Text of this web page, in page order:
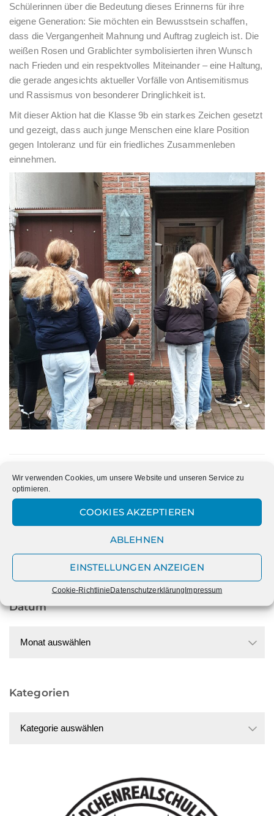
Wir verwenden Cookies, um unsere Website und unseren Service zu
optimieren.
COOKIES AKZEPTIEREN
ABLEHNEN
EINSTELLUNGEN ANZEIGEN
Cookie-RichtlinieDatenschutzerklärungImpressum
Schülerinnen über die Bedeutung dieses Erinnerns für ihre
eigene Generation: Sie möchten ein Bewusstsein schaffen,
dass die Vergangenheit Mahnung und Auftrag zugleich ist. Die
weißen Rosen und Grablichter symbolisierten ihren Wunsch
nach Frieden und ein respektvolles Miteinander – eine Haltung,
die gerade angesichts aktueller Vorfälle von Antisemitismus
und Rassismus von besonderer Dringlichkeit ist.
Mit dieser Aktion hat die Klasse 9b ein starkes Zeichen gesetzt
und gezeigt, dass auch junge Menschen eine klare Position
gegen Intoleranz und für ein friedliches Zusammenleben
einnehmen.
PREVIOUS
KLASSENTREFFEN DER
10B: EIN WIEDERSEHEN
NACH 17 JAHREN
SCHUHKARTONS IN DEN
Datum
Kategorien